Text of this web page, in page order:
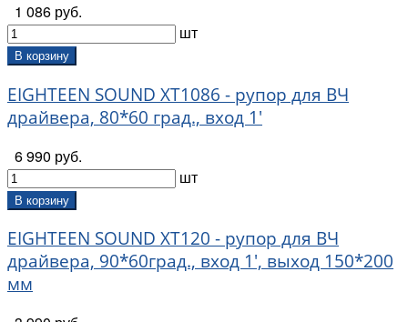
1 086 руб.
шт
В корзину
EIGHTEEN SOUND XT1086 - рупор для ВЧ
драйвера, 80*60 град., вход 1'
6 990 руб.
шт
В корзину
EIGHTEEN SOUND XT120 - рупор для ВЧ
драйвера, 90*60град., вход 1', выход 150*200
мм